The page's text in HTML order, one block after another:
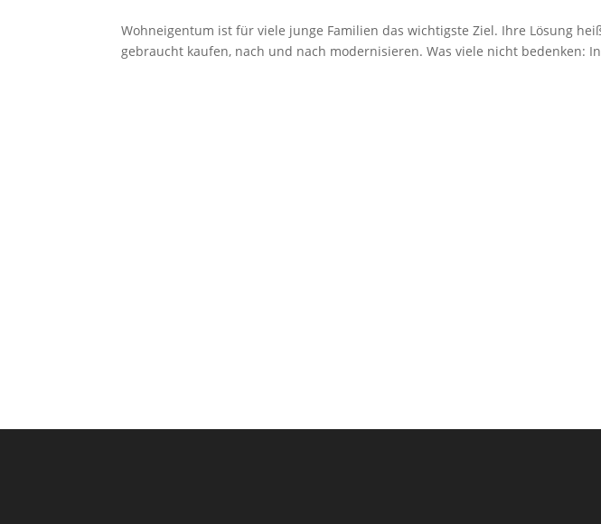
Wohneigentum ist für viele junge Familien das wichtigste Ziel. Ihre Lösung
gebraucht kaufen, nach und nach modernisieren. Was viele nicht bedenken: